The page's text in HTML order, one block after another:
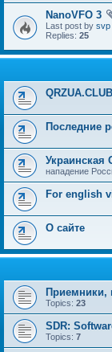
NanoVFO 3
Last post by svp
Replies: 25
Последние
Украинская
нападение
For english
О сайте
Приемники,
Topics: 23
SDR:
Topics: 7